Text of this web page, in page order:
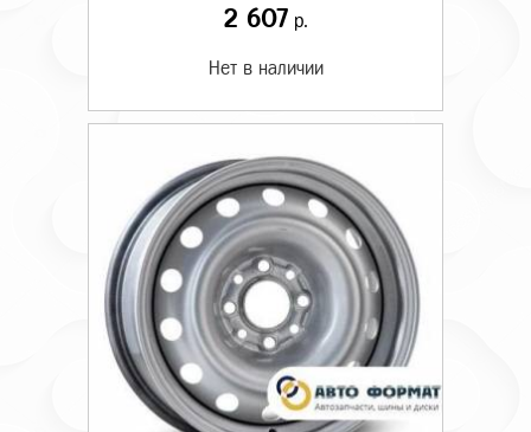
2 607 р.
Нет в наличии